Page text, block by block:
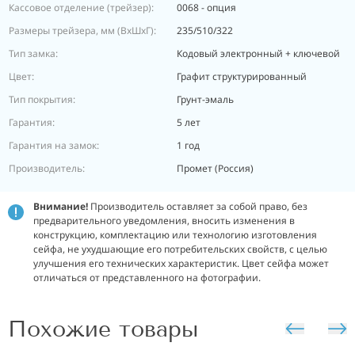
Кассовое отделение (трейзер):
0068 - опция
Размеры трейзера, мм (ВхШхГ):
235/510/322
Тип замка:
Кодовый электронный + ключевой
Цвет:
Графит структурированный
Тип покрытия:
Грунт-эмаль
Гарантия:
5 лет
Гарантия на замок:
1 год
Производитель:
Промет (Россия)
Внимание! Производитель оставляет за собой право, без
предварительного уведомления, вносить изменения в
конструкцию, комплектацию или технологию изготовления
сейфа, не ухудшающие его потребительских свойств, с целью
улучшения его технических характеристик. Цвет сейфа может
отличаться от представленного на фотографии.
Похожие товары